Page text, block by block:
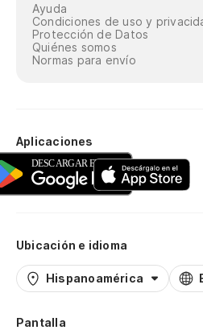
Ayuda
Condiciones de uso y
Protección de Datos
Quiénes somos
Normas para envío
Aplicaciones
Ubicación e idioma
Hispanoamérica
Pantalla